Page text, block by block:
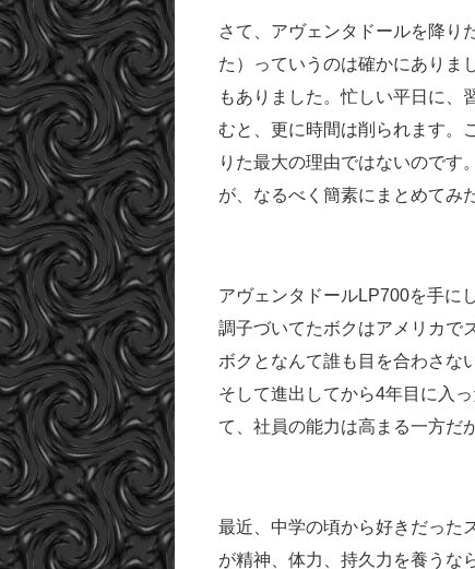
さて、アヴェンタドールを降り
た）っていうのは確かにありま
もありました。忙しい平日に、
むと、更に時間は削られます。
りた最大の理由ではないのです
が、なるべく簡素にまとめてみ
アヴェンタドールLP700を手に
調子づいてたボクはアメリカで
ボクとなんて誰も目を合わさな
そして進出してから4年目に入
て、社員の能力は高まる一方だ
最近、中学の頃から好きだった
が精神、体力、持久力を養うな